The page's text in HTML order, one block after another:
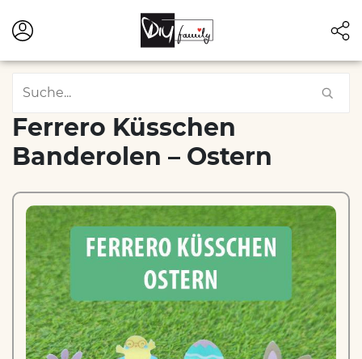
Ferrero Küsschen
Banderolen – Ostern